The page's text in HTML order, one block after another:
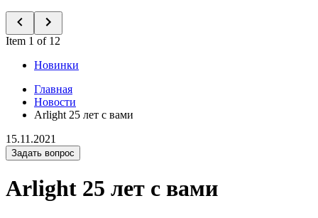
Item 1 of 12
Новинки
Главная
Новости
Arlight 25 лет с вами
15.11.2021
Задать вопрос
Arlight 25 лет с вами